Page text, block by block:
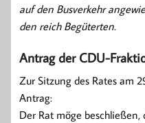
auf den Busverkehr
den reich Begüterten.
Antrag der CDU-
Zur Sitzung des Rates am
Antrag:
Der Rat möge beschließen,